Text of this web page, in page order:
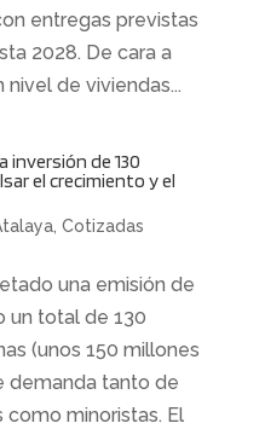
entregas previstas
2028. De cara a
de viviendas...
inversión de 130
el crecimiento y el
, Cotizadas
una emisión de
un total de 130
(unos 150 millones
demanda tanto de
como minoristas. El